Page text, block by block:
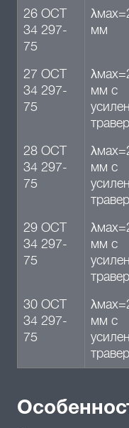
26 ОСТ
34 297-
75
мм
27 ОСТ
34 297-
75
мм с
28 ОСТ
34 297-
75
мм с
29 ОСТ
34 297-
75
мм с
30 ОСТ
34 297-
75
мм с